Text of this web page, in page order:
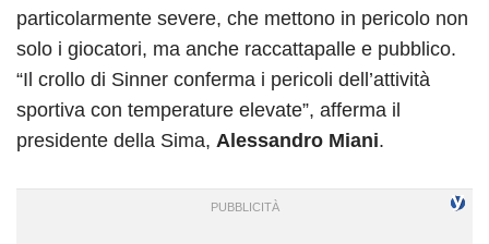
particolarmente severe, che mettono in pericolo non
solo i giocatori, ma anche raccattapalle e pubblico.
“Il crollo di Sinner conferma i pericoli dell’attività
sportiva con temperature elevate”, afferma il
presidente della Sima, Alessandro Miani.